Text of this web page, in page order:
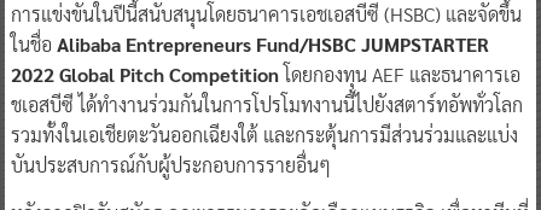
การแข่งขันในปีนี้สนับสนุนโดยธนาคารเอชเอสบีซี (HSBC) และจัดขึ้น
ในชื่อ Alibaba Entrepreneurs Fund/HSBC JUMPSTARTER
2022 Global Pitch Competitionโดยกองทุน AEF และธนาคารเอ
ชเอสบีซี ได้ทำงานร่วมกันในการโปรโมทงานนี้ไปยังสตาร์ทอัพทั่วโลก
รวมทั้งในเอเชียตะวันออกเฉียงใต้ และกระตุ้นการมีส่วนร่วมและแบ่ง
บันประสบการณ์กับผู้ประกอบการรายอื่นๆ